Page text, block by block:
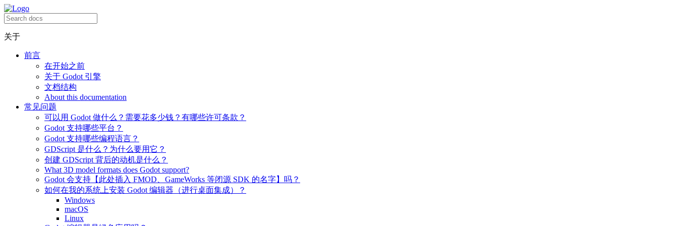
关于
前言
在开始之前
关于 Godot 引擎
文档结构
About this documentation
常见问题
可以用 Godot 做什么？需要花多少钱？有哪些许可条款？
Godot 支持哪些平台？
Godot 支持哪些编程语言？
GDScript 是什么？为什么要用它？
创建 GDScript 背后的动机是什么？
What 3D model formats does Godot support?
Godot 会支持【此处插入 FMOD、GameWorks 等闭源 SDK 的名字】吗？
如何在我的系统上安装 Godot 编辑器（进行桌面集成）？
Windows
macOS
Linux